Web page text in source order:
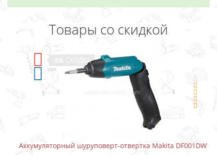
Товары со скидкой
СКИДКА
Аккумуляторный шуруповерт-отвертка Makita DF001DW